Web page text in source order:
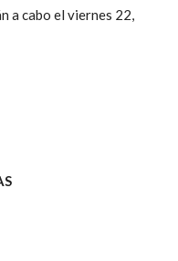
a cabo el viernes 22,